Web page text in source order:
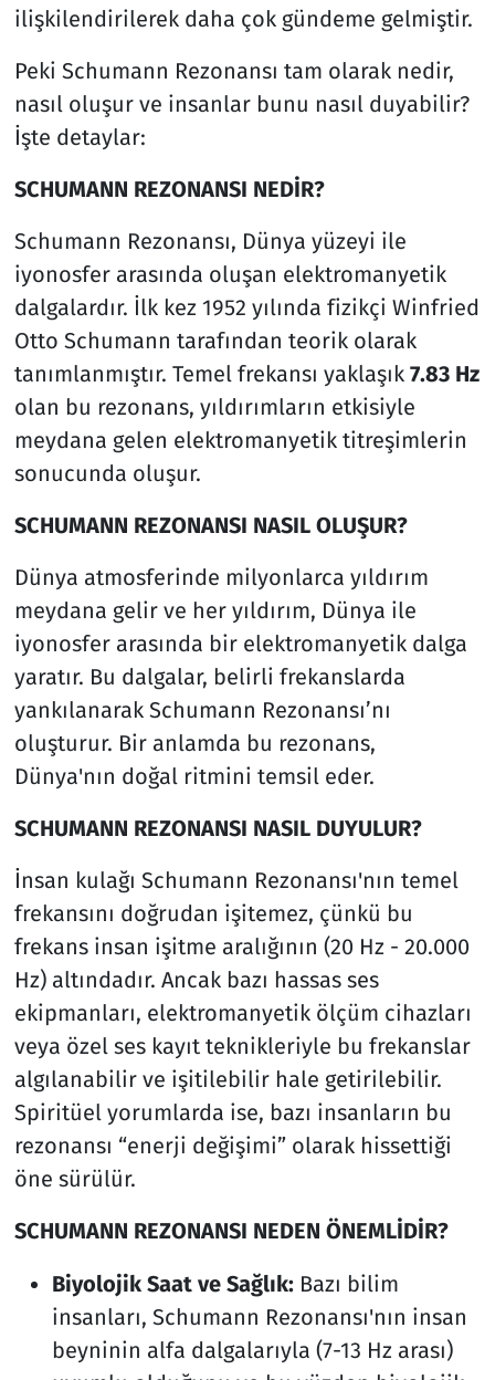
ilişkilendirilerek daha çok gündeme gelmiştir.
Peki Schumann Rezonansı tam olarak nedir,
nasıl oluşur ve insanlar bunu nasıl duyabilir?
İşte detaylar:
SCHUMANN REZONANSI NEDİR?
Schumann Rezonansı, Dünya yüzeyi ile
iyonosfer arasında oluşan elektromanyetik
dalgalardır. İlk kez 1952 yılında fizikçi Winfried
Otto Schumann tarafından teorik olarak
tanımlanmıştır. Temel frekansı yaklaşık 7.83 Hz
olan bu rezonans, yıldırımların etkisiyle
meydana gelen elektromanyetik titreşimlerin
sonucunda oluşur.
SCHUMANN REZONANSI NASIL OLUŞUR?
Dünya atmosferinde milyonlarca yıldırım
meydana gelir ve her yıldırım, Dünya ile
iyonosfer arasında bir elektromanyetik dalga
yaratır. Bu dalgalar, belirli frekanslarda
yankılanarak Schumann Rezonansı’nı
oluşturur. Bir anlamda bu rezonans,
Dünya'nın doğal ritmini temsil eder.
SCHUMANN REZONANSI NASIL DUYULUR?
İnsan kulağı Schumann Rezonansı'nın temel
frekansını doğrudan işitemez, çünkü bu
frekans insan işitme aralığının (20 Hz - 20.000
Hz) altındadır. Ancak bazı hassas ses
ekipmanları, elektromanyetik ölçüm cihazları
veya özel ses kayıt teknikleriyle bu frekanslar
algılanabilir ve işitilebilir hale getirilebilir.
Spiritüel yorumlarda ise, bazı insanların bu
rezonansı “enerji değişimi” olarak hissettiği
öne sürülür.
SCHUMANN REZONANSI NEDEN ÖNEMLİDİR?
Biyolojik Saat ve Sağlık:Bazı bilim
insanları, Schumann Rezonansı'nın insan
beyninin alfa dalgalarıyla (7-13 Hz arası)